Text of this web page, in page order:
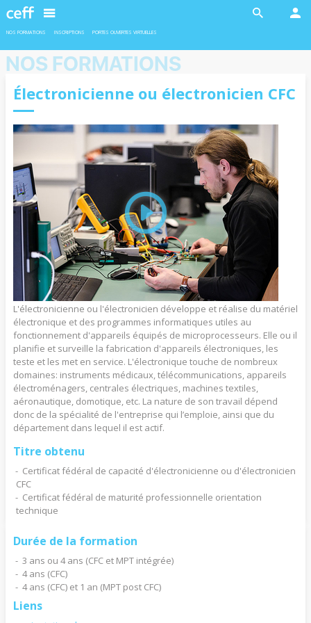
NOS FORMATIONS INSCRIPTIONS PORTES OUVERTES VIRTUELLES
NOS FORMATIONS
Électronicienne ou électronicien CFC
L'électronicienne ou l'électronicien développe et réalise du matériel
électronique et des programmes informatiques utiles au
fonctionnement d'appareils équipés de microprocesseurs. Elle ou il
planifie et surveille la fabrication d'appareils électroniques, les
teste et les met en service. L'électronique touche de nombreux
domaines: instruments médicaux, télécommunications, appareils
électroménagers, centrales électriques, machines textiles,
aéronautique, domotique, etc. La nature de son travail dépend
donc de la spécialité de l'entreprise qui l’emploie, ainsi que du
département dans lequel il est actif.
Titre obtenu
Certificat fédéral de capacité d'électronicienne ou d'électronicien
CFC
Certificat fédéral de maturité professionnelle orientation
technique
Durée de la formation
3 ans ou 4 ans (CFC et MPT intégrée)
4 ans (CFC)
4 ans (CFC) et 1 an (MPT post CFC)
Liens
Deux ateliers sont proposés en
collaboration avec l'EPFL aux filles et
garçons de 11 à 13 ans.
INDUSTRIE
En savoir plus
Formation duales
L’admission pour les formations duales
est soumise à la conclusion d’un contrat
d’apprentissage avec une entreprise
formatrice.
INDUSTRIE
En savoir plus